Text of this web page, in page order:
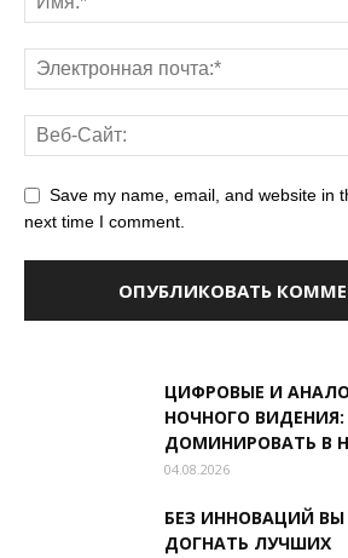
Save my name, email, and website in
next time I comment.
ЦИФРОВЫЕ И
НОЧНОГО ВИДЕНИЯ:
ДОМИНИРОВАТЬ В
04.08.2026
БЕЗ ИННОВАЦИЙ
ДОГНАТЬ ЛУЧШИХ